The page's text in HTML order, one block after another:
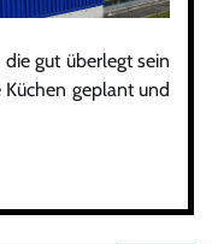
gut überlegt sein
geplant und